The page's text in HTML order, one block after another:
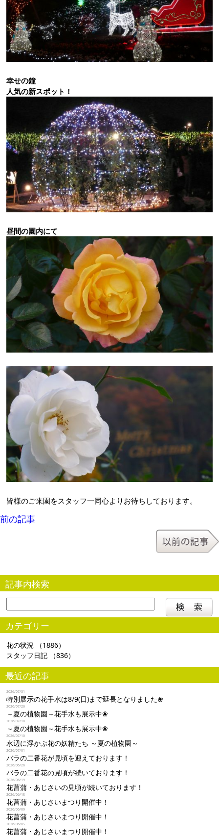
幸せの鐘
人気の新スポット！
昼間の園内にて
皆様のご来園をスタッフ一同心よりお待ちしております。
前の記事
記事内検索
カテゴリー
花の状況 （1886）
スタッフ日記 （836）
最近の記事
2026/07/31
特別展示の花手水は8/9(日)まで延長となりました❀
2026/07/26
～夏の植物園～花手水も展示中❀
2026/07/18
～夏の植物園～花手水も展示中❀
2026/07/10
水辺に浮かぶ花の妖精たち ～夏の植物園～
2026/07/01
バラの二番花が見頃を迎えております！
2026/06/26
バラの二番花の見頃が続いております！
2026/06/19
花菖蒲・あじさいの見頃が続いております！
2026/06/15
花菖蒲・あじさいまつり開催中！
2026/06/09
花菖蒲・あじさいまつり開催中！
2026/06/05
花菖蒲・あじさいまつり開催中！